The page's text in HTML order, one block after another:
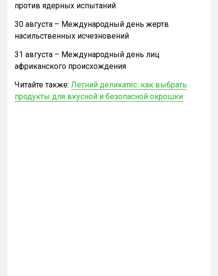
против ядерных испытаний
30 августа – Международный день жертв
насильственных исчезновений
31 августа – Международный день лиц
африканского происхождения
Читайте также: Летний деликатес: как выбрать
продукты для вкусной и безопасной окрошки